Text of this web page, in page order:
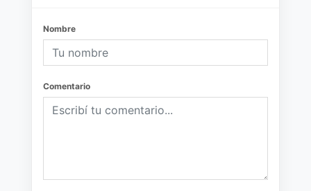
Nombre
Comentario